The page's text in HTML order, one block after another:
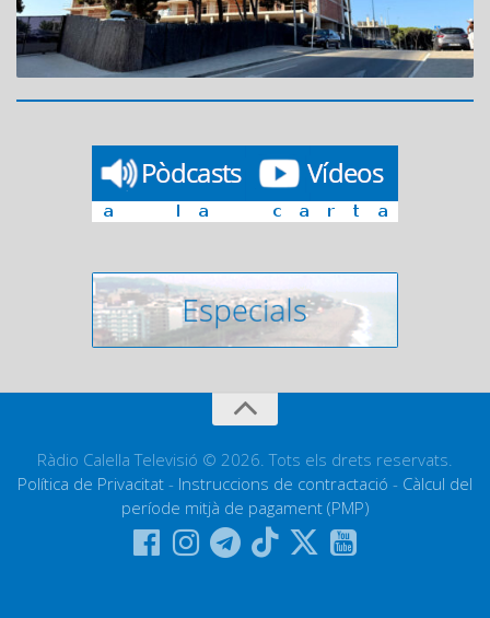
Ràdio Calella Televisió © 2026. Tots els drets reservats.
Política de Privacitat - Instruccions de contractació - Càlcul del
període mitjà de pagament (PMP)